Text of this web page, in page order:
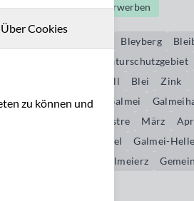
Bildrechte erwerben
Bleyberg
Naturschutzgebiet
Schwermetall
Blei Zink
Schlacke
Galmei
Thlaspi alpestre
März
Galmeitäschel
Galmei-
Galmeierz
Über Cookies
zu können und